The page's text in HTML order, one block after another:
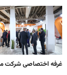
غرفه اختصاصی شرکت ملی